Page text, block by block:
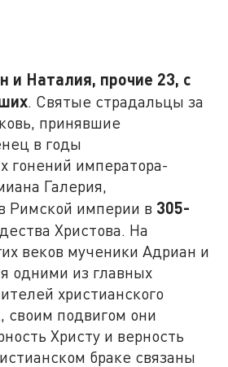
и Наталия, прочие 23, с
. Святые страдальцы за
принявшие
в годы
гонений императора-
Галерия,
Римской империи в 305-
Христова. На
веков мученики Адриан и
одними из главных
христианского
своим подвигом они
Христу и верность
браке связаны